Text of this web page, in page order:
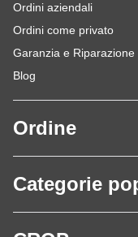
Ordini aziendali
Ordini come privato
Garanzia e Riparazione
Blog
Ordine
Categorie